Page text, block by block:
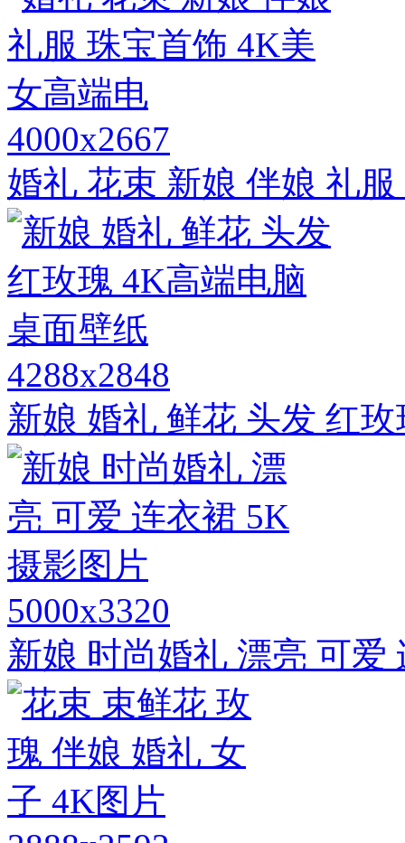
4000x2667
婚礼 花束 新娘 伴娘 礼
4288x2848
新娘 婚礼 鲜花 头发 红
5000x3320
新娘 时尚婚礼 漂亮 可爱